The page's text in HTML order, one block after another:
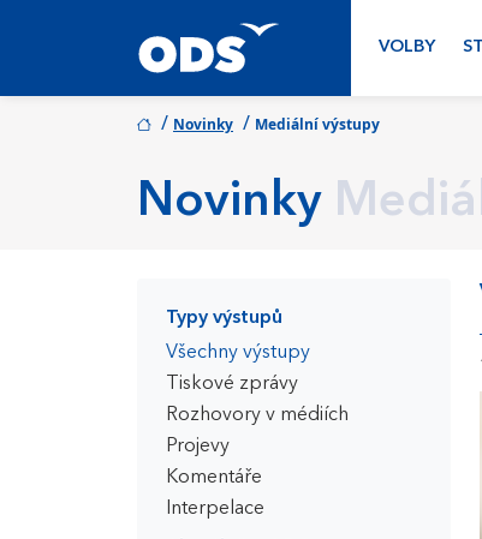
VOLBY
/ Novinky / Mediální výstupy
Novinky
Typy výstupů
Všechny výstupy
Tiskové zprávy
Rozhovory v médiích
Projevy
Komentáře
Interpelace